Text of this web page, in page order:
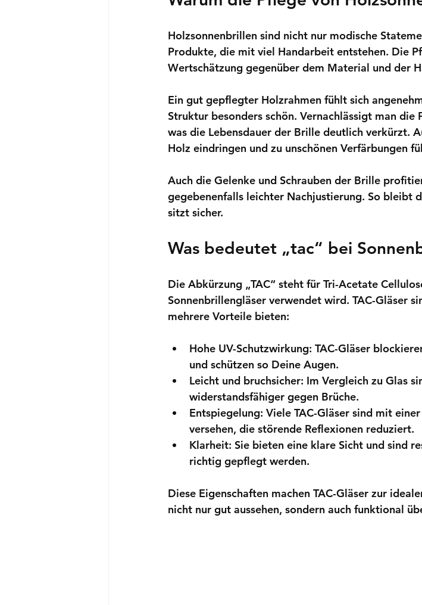
Holzsonnenbrillen sind nicht nur modische
Produkte, die mit viel Handarbeit entstehen. Die
Wertschätzung gegenüber dem Material und der
Ein gut gepflegter Holzrahmen fühlt sich
Struktur besonders schön. Vernachlässigt man die
was die Lebensdauer der Brille deutlich verkürzt.
Holz eindringen und zu unschönen Verfärbungen
Auch die Gelenke und Schrauben der Brille
gegebenenfalls leichter Nachjustierung. So bleibt
sitzt sicher.
Was bedeutet „tac“ bei
Die Abkürzung „TAC“ steht für Tri-Acetate
Sonnenbrillengläser verwendet wird. TAC-Gläser
mehrere Vorteile bieten:
Hohe UV-Schutzwirkung: TAC-Gläser
und schützen so Deine Augen.
Leicht und bruchsicher: Im Vergleich zu Glas
widerstandsfähiger gegen Brüche.
Entspiegelung: Viele TAC-Gläser sind mit
versehen, die störende Reflexionen reduziert.
Klarheit: Sie bieten eine klare Sicht und sind
richtig gepflegt werden.
Diese Eigenschaften machen TAC-Gläser zur
nicht nur gut aussehen, sondern auch funktional